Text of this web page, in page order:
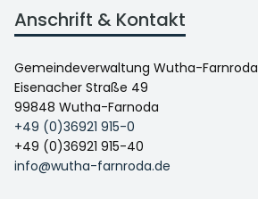
Anschrift & Kontakt
Gemeindeverwaltung Wutha-Farnroda
Eisenacher Straße 49
99848 Wutha-Farnoda
+49 (0)36921 915-0
+49 (0)36921 915-40
info@wutha-farnroda.de